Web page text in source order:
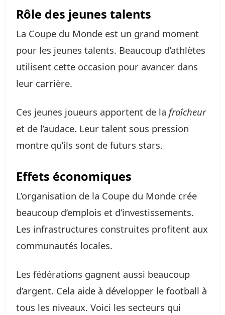
Rôle des jeunes talents
La Coupe du Monde est un grand moment
pour les jeunes talents. Beaucoup d’athlètes
utilisent cette occasion pour avancer dans
leur carrière.
Ces jeunes joueurs apportent de la fraîcheur
et de l’audace. Leur talent sous pression
montre qu’ils sont de futurs stars.
Effets économiques
L’organisation de la Coupe du Monde crée
beaucoup d’emplois et d’investissements.
Les infrastructures construites profitent aux
communautés locales.
Les fédérations gagnent aussi beaucoup
d’argent. Cela aide à développer le football à
tous les niveaux. Voici les secteurs qui